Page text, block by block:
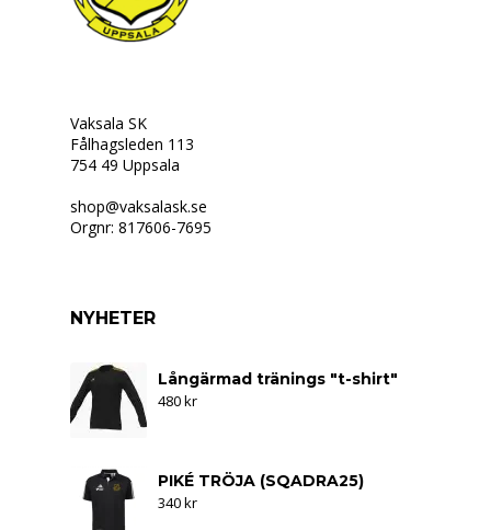
Vaksala SK
Fålhagsleden 113
754 49 Uppsala
shop@vaksalask.se
Orgnr: 817606-7695
NYHETER
Långärmad tränings "t-shirt"
480kr
PIKÉ TRÖJA (SQADRA25)
340kr